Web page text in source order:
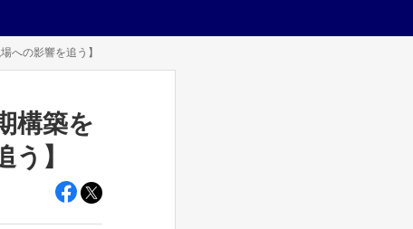
への影響を追う】
構築を
】